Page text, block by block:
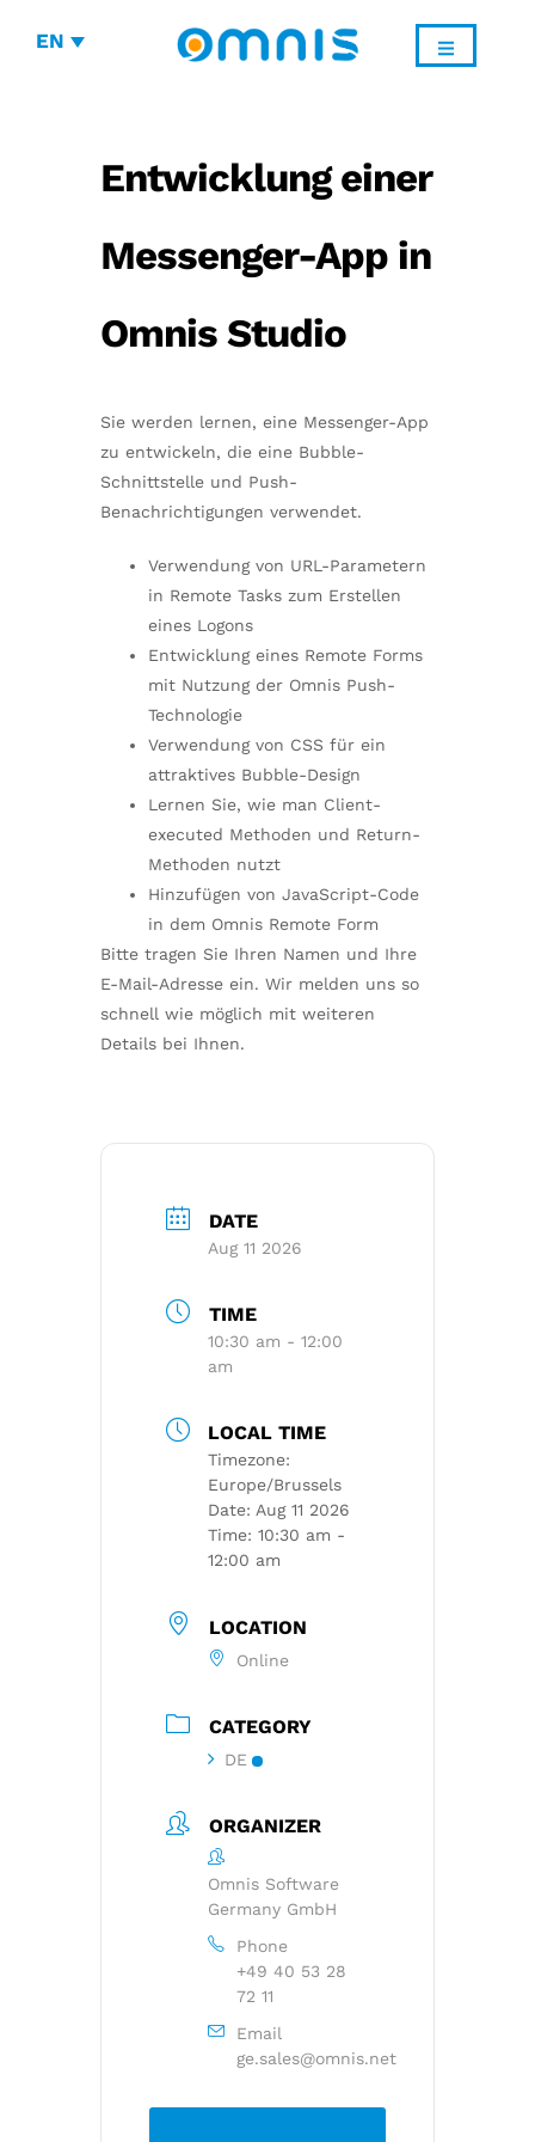
EN
Entwicklung einer
Messenger-App in
Omnis Studio
Sie werden lernen, eine Messenger-App
zu entwickeln, die eine Bubble-
Schnittstelle und Push-
Benachrichtigungen verwendet.
Verwendung von URL-Parametern
in Remote Tasks zum Erstellen
eines Logons
Entwicklung eines Remote Forms
mit Nutzung der Omnis Push-
Technologie
Verwendung von CSS für ein
attraktives Bubble-Design
Lernen Sie, wie man Client-
executed Methoden und Return-
Methoden nutzt
Hinzufügen von JavaScript-Code
in dem Omnis Remote Form
Bitte tragen Sie Ihren Namen und Ihre
E-Mail-Adresse ein. Wir melden uns so
schnell wie möglich mit weiteren
Details bei Ihnen.
DATE
Aug 11 2026
TIME
10:30 am - 12:00
am
LOCAL TIME
Timezone:
Europe/Brussels
Date: Aug 11 2026
Time: 10:30 am -
12:00 am
LOCATION
Online
CATEGORY
DE
ORGANIZER
Omnis Software
Germany GmbH
Phone
+49 40 53 28
72 11
Email
ge.sales@omnis.net